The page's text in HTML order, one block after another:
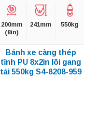
200mm
(8in)
241mm 550kg
Bánh xe càng thép
tĩnh PU 8x2in lõi gang
tải 550kg S4-8208-959